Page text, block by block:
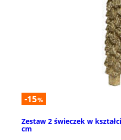
-15%
Zestaw 2 świeczek w
cm